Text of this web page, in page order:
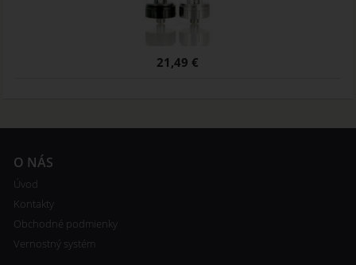
21,49 €
O NÁS
Úvod
Kontakty
Obchodné podmienky
Vernostný systém